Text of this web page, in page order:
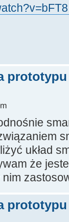
układ
że